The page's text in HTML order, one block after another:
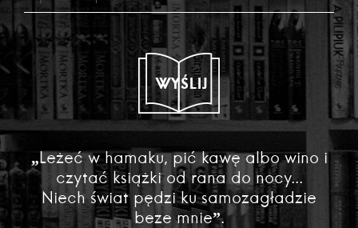
WYŚLIJ
„Leżeć w hamaku, pić kawę albo wino i
czytać książki od rana do nocy...
Niech świat pędzi ku samozagładzie
beze mnie”.